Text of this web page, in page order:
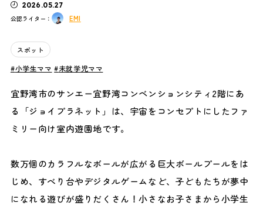
2026.05.27
公認ライター：
EMI
スポット
小学生ママ 未就学児ママ
宜野湾市のサンエー宜野湾コンベンションシティ2階にあ
る「ジョイプラネット」は、宇宙をコンセプトにしたファ
ミリー向け室内遊園地です。
数万個のカラフルなボールが広がる巨大ボールプールをは
じめ、すべり台やデジタルゲームなど、子どもたちが夢中
になれる遊びが盛りだくさん！小さなお子さまから小学生